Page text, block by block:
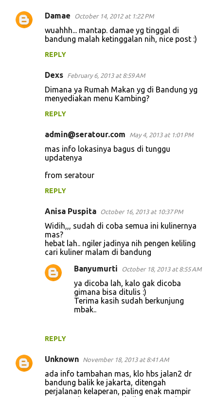
Damae October 14, 2012 at 1:22 PM
wuahhh... mantap. damae yg tinggal di
bandung malah ketinggalan nih, nice post :)
REPLY
Dexs February 6, 2013 at 8:59 AM
Dimana ya Rumah Makan yg di Bandung yg
menyediakan menu Kambing?
REPLY
admin@seratour.com May 4, 2013 at 1:01 PM
mas info lokasinya bagus di tunggu
updatenya
from seratour
REPLY
Anisa Puspita October 16, 2013 at 10:37 PM
Widih,,, sudah di coba semua ini kulinernya
mas?
hebat lah.. ngiler jadinya nih pengen keliling
cari kuliner malam di bandung
REPLY
Banyumurti October 18, 2013 at 8:55 AM
ya dicoba lah, kalo gak dicoba
gimana bisa ditulis :)
Terima kasih sudah berkunjung
mbak..
Unknown November 18, 2013 at 8:41 AM
ada info tambahan mas, klo hbs jalan2 dr
bandung balik ke jakarta, ditengah
perjalanan kelaperan, paling enak mampir